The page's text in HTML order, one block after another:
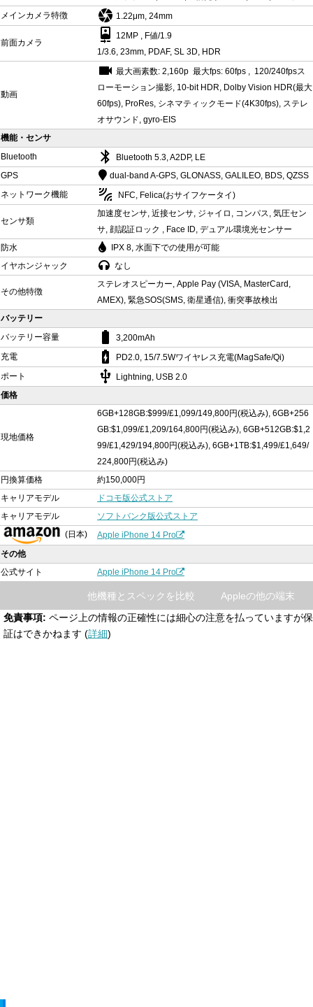
メインカメラ特徴
camera 1.22μm, 24mm
前面カメラ camera_front
12MP , F値/1.9
1/3.6, 23mm, PDAF, SL 3D, HDR
動画
videocam 最大画素数: 2,160p 最大fps: 60fps , 120/240fpsス
ローモーション撮影, 10-bit HDR, Dolby Vision HDR(最大
60fps), ProRes, シネマティックモード(4K30fps), ステレ
オサウンド, gyro-EIS
機能・センサ
Bluetooth
bluetooth
Bluetooth 5.3, A2DP, LE
GPS
dual-band A-GPS, GLONASS, GALILEO, BDS, QZSS
ネットワーク機能
leak_add NFC, Felica(おサイフケータイ)
センサ類
加速度センサ, 近接センサ, ジャイロ, コンパス, 気圧セン
サ, 顔認証ロック , Face ID, デュアル環境光センサー
防水
IPX 8, 水面下での使用が可能
イヤホンジャック
なし
その他特徴
ステレオスピーカー, Apple Pay (VISA, MasterCard,
AMEX), 緊急SOS(SMS, 衛星通信), 衝突事故検出
バッテリー
バッテリー容量
battery_std
3,200mAh
充電
battery_charging_full
PD2.0, 15/7.5Wワイヤレス充電(MagSafe/Qi)
ポート
usb
Lightning, USB 2.0
価格
現地価格
6GB+128GB:$999/£1,099/149,800円(税込み), 6GB+256
GB:$1,099/£1,209/164,800円(税込み), 6GB+512GB:$1,2
99/£1,429/194,800円(税込み), 6GB+1TB:$1,499/£1,649/
224,800円(税込み)
円換算価格
約150,000円
キャリアモデル
ドコモ版公式ストア
キャリアモデル
ソフトバンク版公式ストア
(日本)
Apple iPhone 14 Pro
その他
公式サイト
Apple iPhone 14 Pro
Appleの他の端末
他機種とスペックを比較
免責事項: ページ上の情報の正確性には細心の注意を払っていますが保
証はできかねます (詳細)